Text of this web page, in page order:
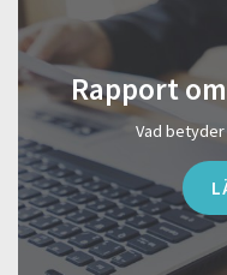
Rapport
Vad